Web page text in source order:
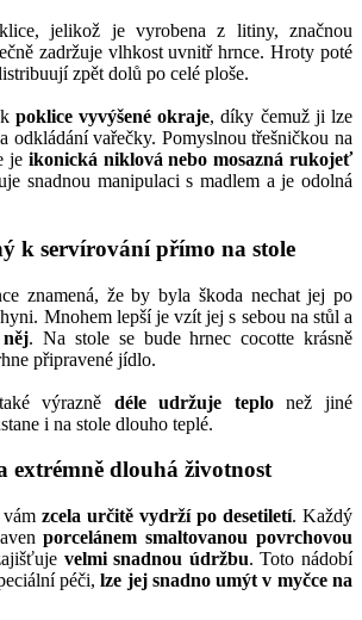
jelikož je vyrobena z litiny, značnou
zadržuje vlhkost uvnitř hrnce. Hroty poté
zpět dolů po celé ploše.
poklice vyvýšené okraje, díky čemuž ji lze
odkládání vařečky. Pomyslnou třešničkou na
je ikonická niklová nebo mosazná rukojeť
snadnou manipulaci s madlem a je odolná
k servírování přímo na stole
znamená, že by byla škoda nechat jej po
Mnohem lepší je vzít jej s sebou na stůl a
. Na stole se bude hrnec cocotte krásně
připravené jídlo.
výrazně déle udržuje teplonež jiné
i na stole dlouho teplé.
extrémně dlouhá životnost
zcela určitě vydrží po desetiletí. Každý
porcelánem smaltovanou povrchovou
velmi snadnou údržbu. Toto nádobí
péči,lze jej snadno umýt v myčce na